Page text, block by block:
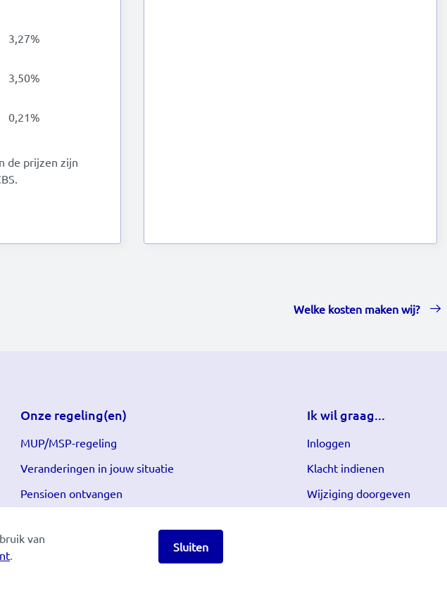
van
.
Sluiten
3,27%
3,50%
0,21%
de prijzen zijn
Welke kosten maken wij?
Onze regeling(en)
MUP/MSP-regeling
Veranderingen in jouw situatie
Pensioen ontvangen
Ik wil graag...
Inloggen
Klacht indienen
Wijziging doorgeven